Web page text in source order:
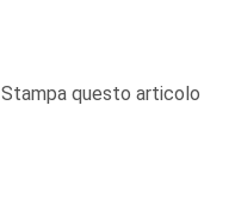
Stampa questo articolo